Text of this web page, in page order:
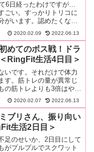
6日経ったわけですが…
ごい。すっかりトリコに
がいます。認めたくな
ないけど…！たった1週…
2020.02.09 2022.06.13
めてのボス戦！ドラ
RingFit生活4日目＞
いです。それだけで体力
す。筋トレの量が異常じ
の筋トレよりも3倍はやら
んね。最後の方とかゼィ
む
2020.02.07 2022.06.13
ブリさん、振り向い
生活2日目＞
足のせいか、2日目にして
がプルプルでスクワット